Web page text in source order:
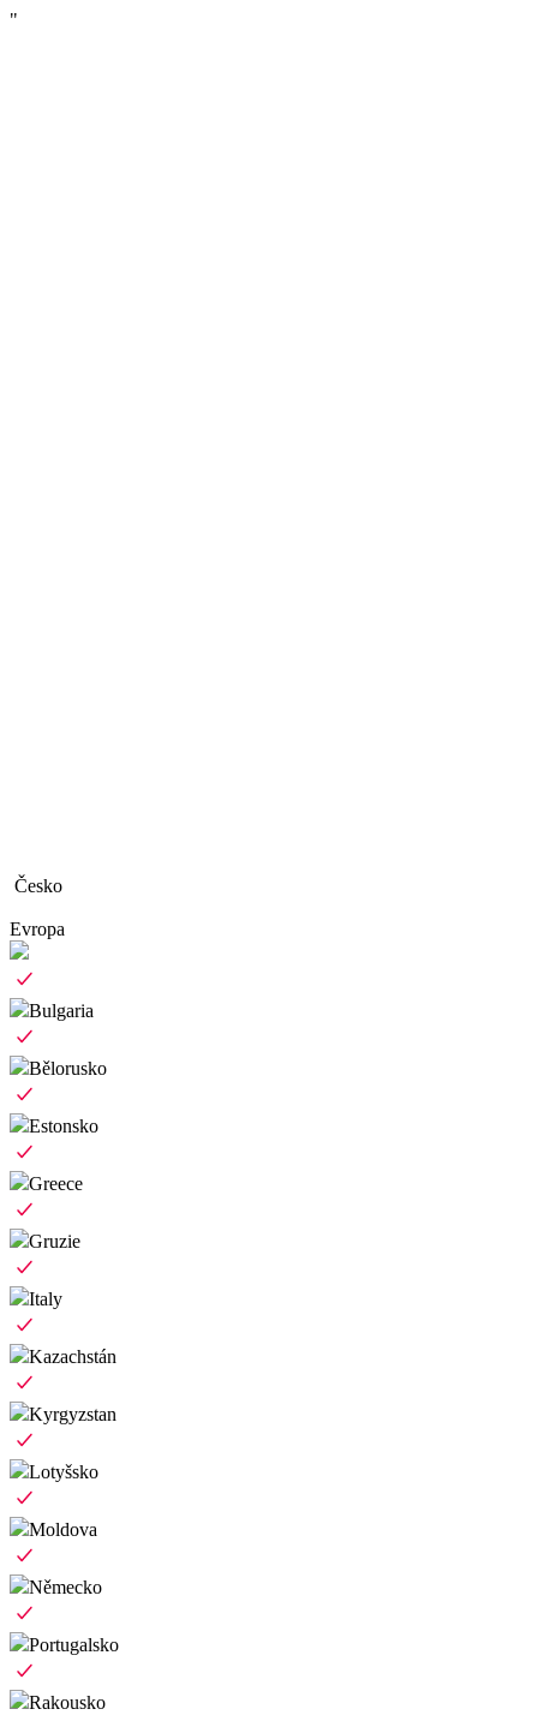
"
Česko
Evropa
Bulgaria
Bělorusko
Estonsko
Greece
Gruzie
Italy
Kazachstán
Kyrgyzstan
Lotyšsko
Moldova
Německo
Portugalsko
Rakousko